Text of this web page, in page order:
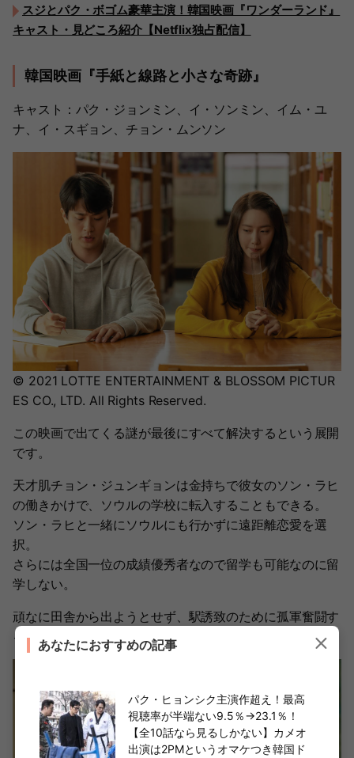
スジとパク・ボゴム豪華主演！韓国映画『ワンダーランド』
キャスト・見どころ紹介【Netflix独占配信】
韓国映画『手紙と線路と小さな奇跡』
キャスト：パク・ジョンミン、イ・ソンミン、イム・ユ
ナ、イ・スギョン、チョン・ムンソン
© 2021 LOTTE ENTERTAINMENT & BLOSSOM PICTUR
ES CO., LTD. All Rights Reserved.
この映画で出てくる謎が最後にすべて解決するという展開
です。
天才肌チョン・ジュンギョンは金持ちで彼女のソン・ラヒ
の働きかけで、ソウルの学校に転入することもできる。
ソン・ラヒと一緒にソウルにも行かずに遠距離恋愛を選
択。
さらには全国一位の成績優秀者なので留学も可能なのに留
学しない。
頑なに田舎から出ようとせず、駅誘致のために孤軍奮闘す
るチョン・ジュンギョンの本当の理由はなにか……。
あなたにおすすめの記事
パク・ヒョンシク主演作超え！最高
視聴率が半端ない9.5％→23.1％！
【全10話なら見るしかない】カメオ
出演は2PMというオマケつき韓国ド